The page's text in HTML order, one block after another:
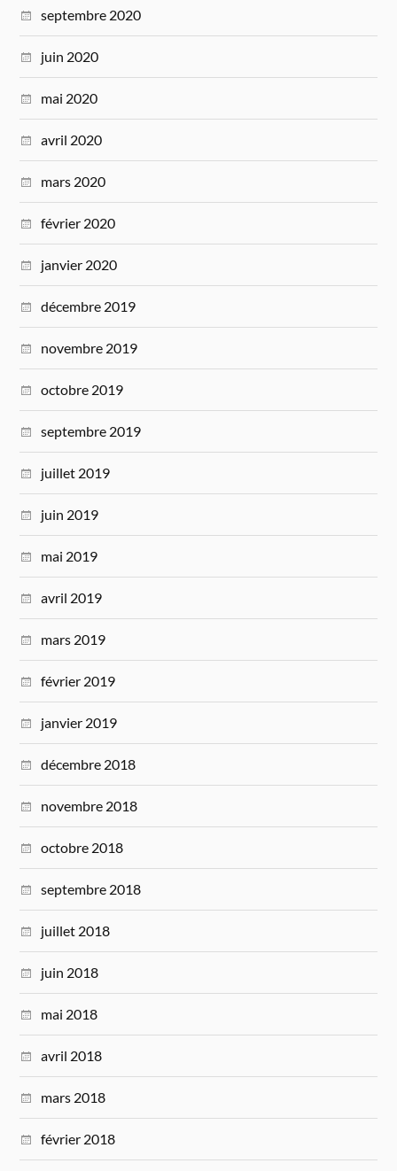
septembre 2020
juin 2020
mai 2020
avril 2020
mars 2020
février 2020
janvier 2020
décembre 2019
novembre 2019
octobre 2019
septembre 2019
juillet 2019
juin 2019
mai 2019
avril 2019
mars 2019
février 2019
janvier 2019
décembre 2018
novembre 2018
octobre 2018
septembre 2018
juillet 2018
juin 2018
mai 2018
avril 2018
mars 2018
février 2018